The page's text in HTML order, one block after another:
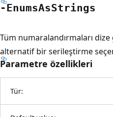
-EnumsAsStrings
Tüm numaralandırmaları
alternatif bir serileştirme
Parametre özellikleri
Tür: